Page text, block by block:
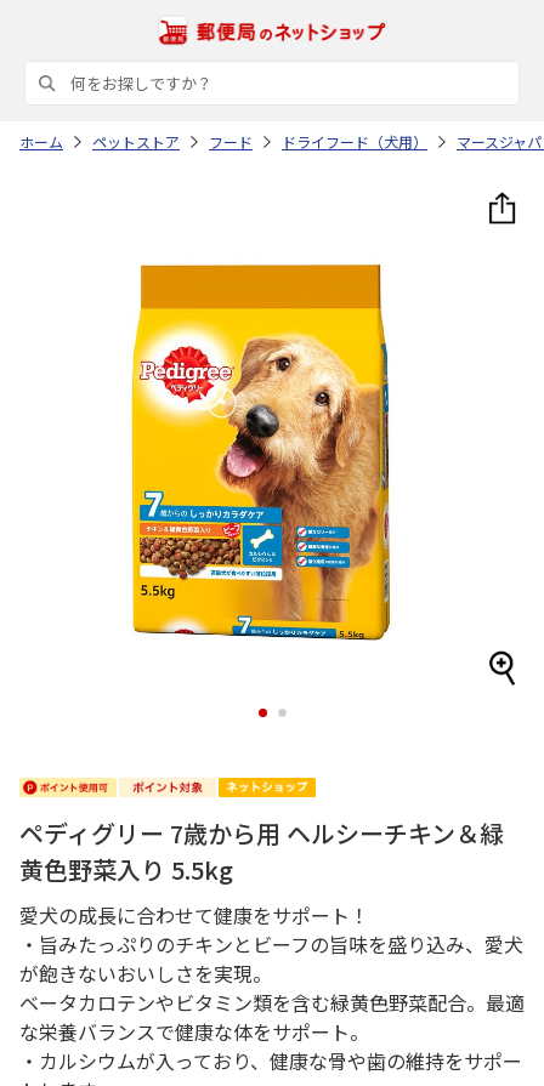
ホーム ペットストア フード ドライフード（犬用） マースジャ
1 2
ペディグリー 7歳から用 ヘルシーチキン＆緑
黄色野菜入り 5.5kg
愛犬の成長に合わせて健康をサポート！
・旨みたっぷりのチキンとビーフの旨味を盛り込み、愛犬
が飽きないおいしさを実現。
ベータカロテンやビタミン類を含む緑黄色野菜配合。最適
な栄養バランスで健康な体をサポート。
・カルシウムが入っており、健康な骨や歯の維持をサポー